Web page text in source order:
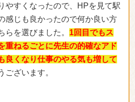
良くなり仕事のやる気も増して
ございます。